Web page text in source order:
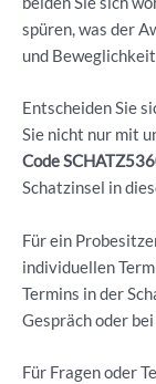
spüren, was der
und
Entscheiden Sie
Sie nicht nur mit
Code
Schatzinsel in
Für ein
individuellen
Termins in der
Gespräch oder
Für Fragen oder